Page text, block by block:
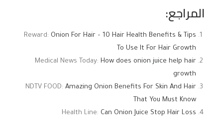
المراجع:
Reward: Onion For Hair – 10 Hair Health Benefits & Tips
To Use It For Hair Growth
Medical News Today: How does onion juice help hair
growth
NDTV FOOD: Amazing Onion Benefits For Skin And Hair
That You Must Know
Health Line: Can Onion Juice Stop Hair Loss